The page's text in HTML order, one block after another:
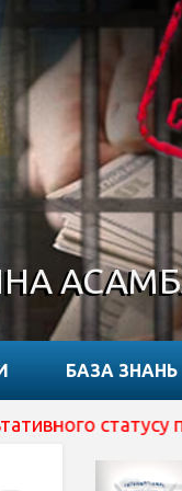
БАЗА ЗНАНЬ
статусу